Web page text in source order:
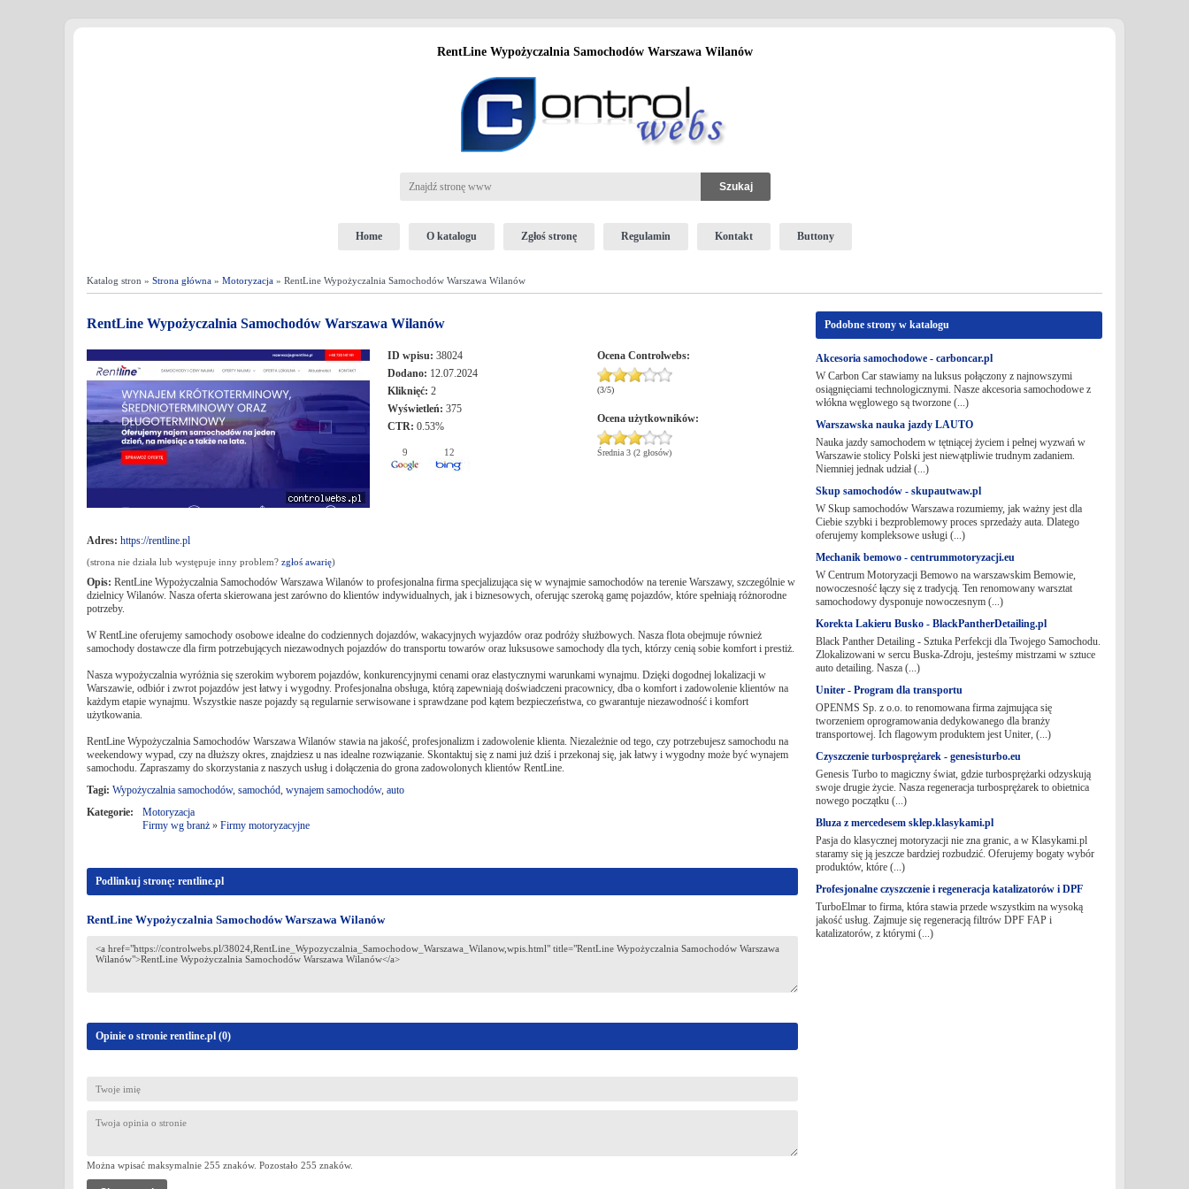
RentLine Wypożyczalnia Samochodów Warszawa Wilanów
Home O katalogu Zgłoś stronę Regulamin Kontakt Buttony
Katalog stron » Strona główna » Motoryzacja » RentLine Wypożyczalnia Samochodów Warszawa Wilanów
RentLine Wypożyczalnia Samochodów Warszawa Wilanów
ID wpisu: 38024
Dodano: 12.07.2024
Kliknięć: 2
Wyświetleń: 375
CTR: 0.53%
9 12
Ocena Controlwebs:
(3/5)
Ocena użytkowników:
Średnia 3 (2 głosów)
Adres: https://rentline.pl
(strona nie działa lub występuje inny problem? zgłoś awarię)
Opis: RentLine Wypożyczalnia Samochodów Warszawa Wilanów to profesjonalna firma specjalizująca się w wynajmie samochodów na terenie Warszawy, szczególnie w
dzielnicy Wilanów. Nasza oferta skierowana jest zarówno do klientów indywidualnych, jak i biznesowych, oferując szeroką gamę pojazdów, które spełniają różnorodne
potrzeby.
W RentLine oferujemy samochody osobowe idealne do codziennych dojazdów, wakacyjnych wyjazdów oraz podróży służbowych. Nasza flota obejmuje również
samochody dostawcze dla firm potrzebujących niezawodnych pojazdów do transportu towarów oraz luksusowe samochody dla tych, którzy cenią sobie komfort i prestiż.
Nasza wypożyczalnia wyróżnia się szerokim wyborem pojazdów, konkurencyjnymi cenami oraz elastycznymi warunkami wynajmu. Dzięki dogodnej lokalizacji w
Warszawie, odbiór i zwrot pojazdów jest łatwy i wygodny. Profesjonalna obsługa, którą zapewniają doświadczeni pracownicy, dba o komfort i zadowolenie klientów na
każdym etapie wynajmu. Wszystkie nasze pojazdy są regularnie serwisowane i sprawdzane pod kątem bezpieczeństwa, co gwarantuje niezawodność i komfort
użytkowania.
RentLine Wypożyczalnia Samochodów Warszawa Wilanów stawia na jakość, profesjonalizm i zadowolenie klienta. Niezależnie od tego, czy potrzebujesz samochodu na
weekendowy wypad, czy na dłuższy okres, znajdziesz u nas idealne rozwiązanie. Skontaktuj się z nami już dziś i przekonaj się, jak łatwy i wygodny może być wynajem
samochodu. Zapraszamy do skorzystania z naszych usług i dołączenia do grona zadowolonych klientów RentLine.
Tagi: Wypożyczalnia samochodów, samochód, wynajem samochodów, auto
Kategorie:
Motoryzacja
Firmy wg branż » Firmy motoryzacyjne
Podlinkuj stronę: rentline.pl
RentLine Wypożyczalnia Samochodów Warszawa Wilanów
Opinie o stronie rentline.pl (0)
Można wpisać maksymalnie 255 znaków. Pozostało 255 znaków.
Podobne strony w katalogu
Akcesoria samochodowe - carboncar.pl
W Carbon Car stawiamy na luksus połączony z najnowszymi
osiągnięciami technologicznymi. Nasze akcesoria samochodowe z
włókna węglowego są tworzone (...)
Warszawska nauka jazdy LAUTO
Nauka jazdy samochodem w tętniącej życiem i pełnej wyzwań w
Warszawie stolicy Polski jest niewątpliwie trudnym zadaniem.
Niemniej jednak udział (...)
Skup samochodów - skupautwaw.pl
W Skup samochodów Warszawa rozumiemy, jak ważny jest dla
Ciebie szybki i bezproblemowy proces sprzedaży auta. Dlatego
oferujemy kompleksowe usługi (...)
Mechanik bemowo - centrummotoryzacji.eu
W Centrum Motoryzacji Bemowo na warszawskim Bemowie,
nowoczesność łączy się z tradycją. Ten renomowany warsztat
samochodowy dysponuje nowoczesnym (...)
Korekta Lakieru Busko - BlackPantherDetailing.pl
Black Panther Detailing - Sztuka Perfekcji dla Twojego Samochodu.
Zlokalizowani w sercu Buska-Zdroju, jesteśmy mistrzami w sztuce
auto detailing. Nasza (...)
Uniter - Program dla transportu
OPENMS Sp. z o.o. to renomowana firma zajmująca się
tworzeniem oprogramowania dedykowanego dla branży
transportowej. Ich flagowym produktem jest Uniter, (...)
Czyszczenie turbosprężarek - genesisturbo.eu
Genesis Turbo to magiczny świat, gdzie turbosprężarki odzyskują
swoje drugie życie. Nasza regeneracja turbosprężarek to obietnica
nowego początku (...)
Bluza z mercedesem sklep.klasykami.pl
Pasja do klasycznej motoryzacji nie zna granic, a w Klasykami.pl
staramy się ją jeszcze bardziej rozbudzić. Oferujemy bogaty wybór
produktów, które (...)
Profesjonalne czyszczenie i regeneracja katalizatorów i DPF
TurboElmar to firma, która stawia przede wszystkim na wysoką
jakość usług. Zajmuje się regeneracją filtrów DPF FAP i
katalizatorów, z którymi (...)